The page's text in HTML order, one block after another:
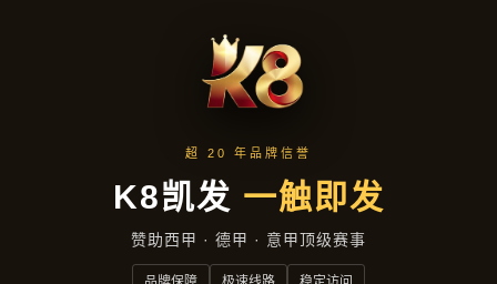
产品汇总
首页 产品汇总